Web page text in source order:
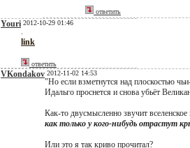
ответить
Youri 2012-10-29 01:46
.
link
ответить
VKondakov 2012-11-02 14:53
"Но если взметнутся над плоскостью
Идальго проснется и снова убьёт
Как-то двусмысленно звучит
как только у кого-нибудь отрастут
Или это я так криво прочитал?